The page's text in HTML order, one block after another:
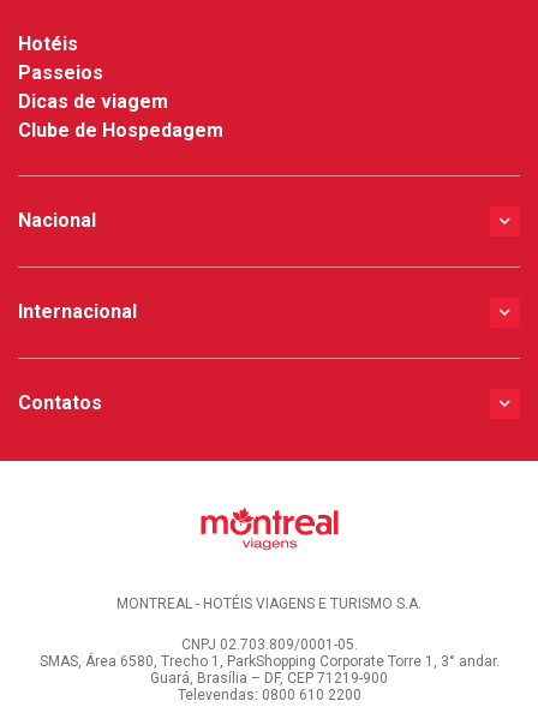
Hotéis
Passeios
Dicas de viagem
Clube de Hospedagem
Nacional
Internacional
Contatos
MONTREAL - HOTÉIS VIAGENS E TURISMO S.A.
CNPJ 02.703.809/0001-05.
SMAS, Área 6580, Trecho 1, ParkShopping Corporate Torre 1, 3° andar.
Guará, Brasília – DF, CEP 71219-900
Televendas: 0800 610 2200